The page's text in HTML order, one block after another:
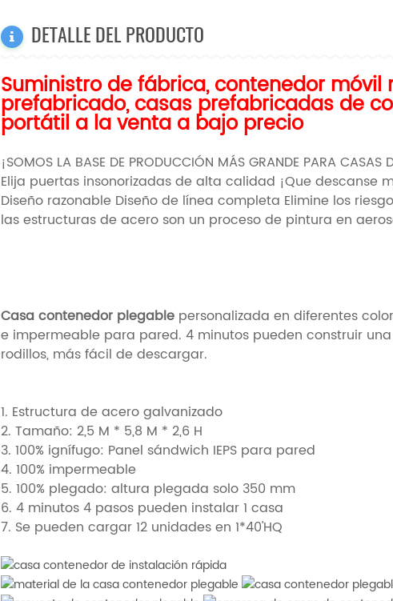
DETALLE DEL PRODUCTO
Suministro de fábrica, contenedor
prefabricado, casas prefabricadas de
portátil a la venta a bajo precio
¡SOMOS LA BASE DE PRODUCCIÓN MÁS GRANDE PARA CASAS
Elija puertas insonorizadas de alta calidad ¡Que descanse
Diseño razonable Diseño de línea completa Elimine los
las estructuras de acero son un proceso de pintura en
Casa contenedor plegable personalizada en diferentes
e impermeable para pared. 4 minutos pueden construir
rodillos, más fácil de descargar.
1. Estructura de acero galvanizado
2. Tamaño: 2,5 M * 5,8 M * 2,6 H
3. 100% ignífugo: Panel sándwich IEPS para pared
4. 100% impermeable
5. 100% plegado: altura plegada solo 350 mm
6. 4 minutos 4 pasos pueden instalar 1 casa
7. Se pueden cargar 12 unidades en 1*40'HQ